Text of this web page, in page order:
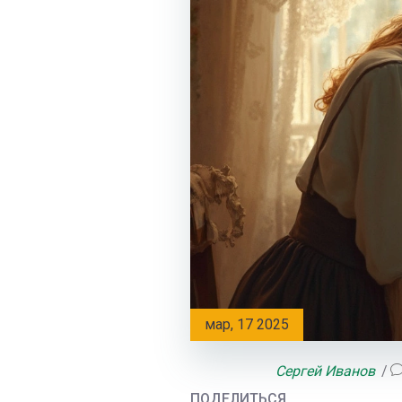
мар, 17 2025
ПОДЕЛИТЬСЯ
Сергей Иванов